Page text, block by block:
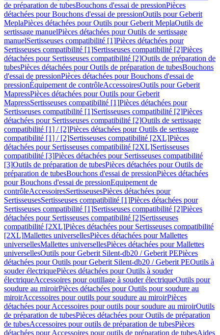
de préparation de tubesBouchons d'essai de pressionPièces
détachées pour Bouchons d'essai de pressionOutils pour Geberit
MeplaPièces détachées pour Outils pour Geberit MeplaOutils de
sertissage manuelPièces détachées pour Outils de sertissage
manuelSertisseuses compatibilité [1]Pièces détachées pour
Sertisseuses compatibilité [1]Sertisseuses compatibilité [2]Pièces
détachées pour Sertisseuses compatibilité [2]Outils de préparation de
tubesPièces détachées pour Outils de préparation de tubesBouchons
d'essai de pressionPièces détachées pour Bouchons d'essai de
pressionÉquipement de contrôleAccessoiresOutils pour Geberit
MapressPièces détachées pour Outils pour Geberit
MapressSertisseuses compatibilité [1]Pièces détachées pour
Sertisseuses compatibilité [1]Sertisseuses compatibilité [2]Pièces
détachées pour Sertisseuses compatibilité [2]Outils de sertissage
compatibilité [1] / [2]Pièces détachées pour Outils de sertissage
compatibilité [1] / [2]Sertisseuses compatibilité [2XL]Pièces
détachées pour Sertisseuses compatibilité [2XL]Sertisseuses
compatibilité [3]Pièces détachées pour Sertisseuses compatibilité
[3]Outils de préparation de tubesPièces détachées pour Outils de
préparation de tubesBouchons d'essai de pressionPièces détachées
pour Bouchons d'essai de pressionEquipement de
contrôleAccessoiresSertisseusesPièces détachées pour
SertisseusesSertisseuses compatibilité [1]Pièces détachées pour
Sertisseuses compatibilité [1]Sertisseuses compatibilité [2]Pièces
détachées pour Sertisseuses compatibilité [2]Sertisseuses
compatibilité [2XL]Pièces détachées pour Sertisseuses compatibilité
[2XL]Mallettes universellesPièces détachées pour Mallettes
universellesMallettes universellesPièces détachées pour Mallettes
universellesOutils pour Geberit Silent-db20 / Geberit PEPièces
détachées pour Outils pour Geberit Silent-db20 / Geberit PEOutils à
souder électriquePièces détachées pour Outils à souder
électriqueAccessoires pour outillage à souder électriqueOutils pour
soudure au miroirPièces détachées pour Outils pour soudure au
miroirAccessoires pour outils pour soudure au miroirPièces
détachées pour Accessoires pour outils pour soudure au miroirOutils
de préparation de tubesPièces détachées pour Outils de préparation
de tubesAccessoires pour outils de préparation de tubesPièces
détachées pour Accessoires pour outils de préparation de tubesAides